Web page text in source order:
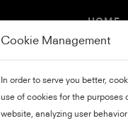
HOME
Cookie Management
In order to serve you better,
use of cookies for the
website, analyzing user